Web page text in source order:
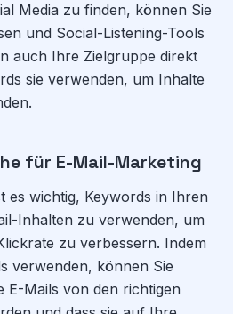
Media zu finden, können Sie
und Social-Listening-Tools
auch Ihre Zielgruppe direkt
sie verwenden, um Inhalte
für E-Mail-Marketing
es wichtig, Keywords in Ihren
Inhalten zu verwenden, um
zu verbessern. Indem
verwenden, können Sie
E-Mails von den richtigen